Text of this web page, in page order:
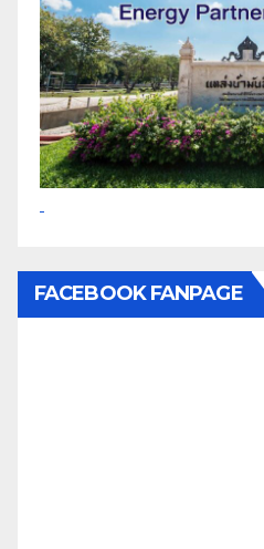
FACEBOOK FANPAGE